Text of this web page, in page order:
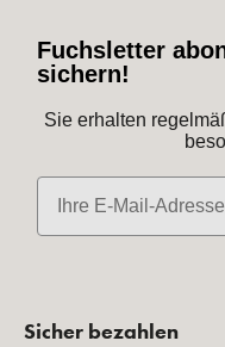
Fuchsletter
sichern!
Sie erhalten
E-Mail
Sicher bezahlen